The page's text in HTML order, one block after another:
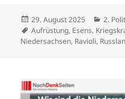
Veröffentlicht
am
29. August 2025 2.
Schlagwörter
Aufrüstung, Esens,
Niedersachsen, Ravioli,